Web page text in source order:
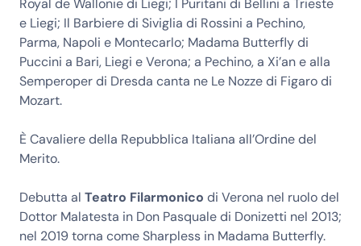
Royal de Wallonie di Liegi; I Puritani di Bellini a Trieste
e Liegi; Il Barbiere di Siviglia di Rossini a Pechino,
Parma, Napoli e Montecarlo; Madama Butterfly di
Puccini a Bari, Liegi e Verona; a Pechino, a Xi’an e alla
Semperoper di Dresda canta ne Le Nozze di Figaro di
Mozart.
È Cavaliere della Repubblica Italiana all’Ordine del
Merito.
Debutta al Teatro Filarmonico di Verona nel ruolo del
Dottor Malatesta in Don Pasquale di Donizetti nel 2013;
nel 2019 torna come Sharpless in Madama Butterfly.